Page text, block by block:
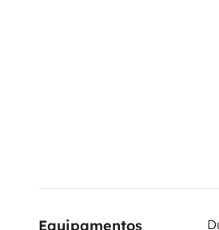
Equipamentos